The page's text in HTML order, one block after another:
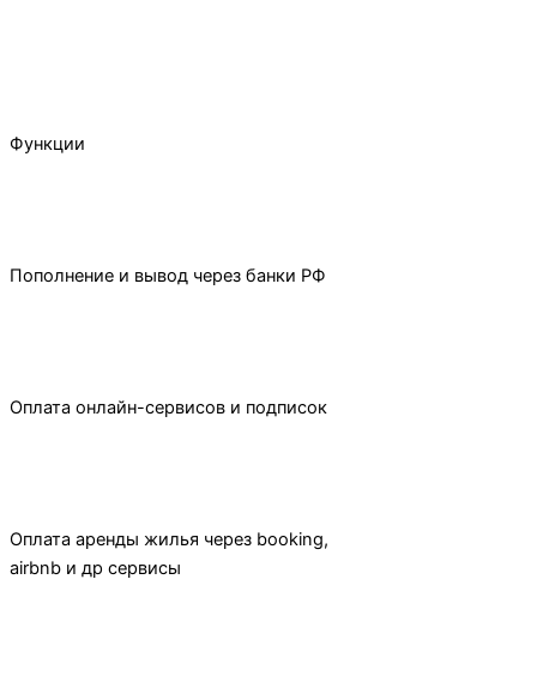
Функции
Пополнение и вывод через банки РФ
Оплата онлайн-сервисов и подписок
Оплата аренды жилья через booking,
airbnb и др сервисы